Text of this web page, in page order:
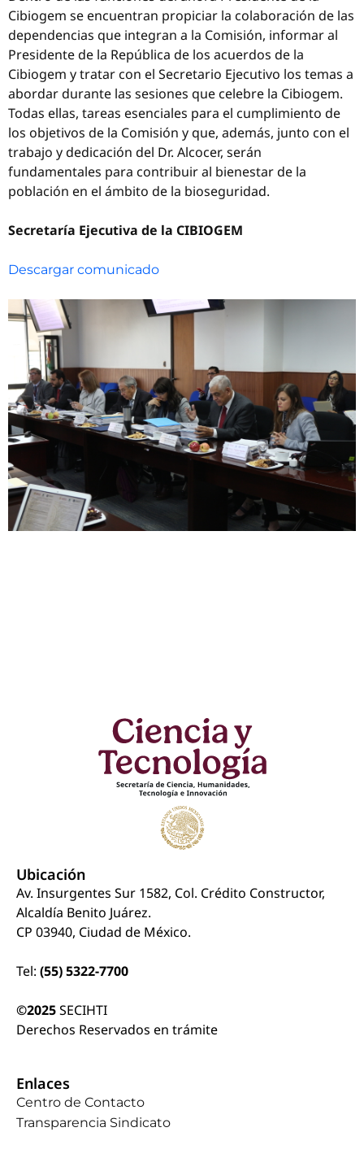
Cibiogem se encuentran propiciar la colaboración de las
dependencias que integran a la Comisión, informar al
Presidente de la República de los acuerdos de la
Cibiogem y tratar con el Secretario Ejecutivo los temas a
abordar durante las sesiones que celebre la Cibiogem.
Todas ellas, tareas esenciales para el cumplimiento de
los objetivos de la Comisión y que, además, junto con el
trabajo y dedicación del Dr. Alcocer, serán
fundamentales para contribuir al bienestar de la
población en el ámbito de la bioseguridad.
Secretaría Ejecutiva de la CIBIOGEM
Descargar comunicado
Ubicación
Av. Insurgentes Sur 1582, Col. Crédito Constructor,
Alcaldía Benito Juárez.
CP 03940, Ciudad de México.
Tel: (55) 5322-7700
©2025SECIHTI
Derechos Reservados en trámite
Enlaces
Centro de Contacto
Transparencia Sindicato